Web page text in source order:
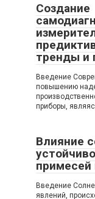
Создание
тренды и
Введение
повышению
приборы,
Влияние
примесей
Введение
явлений,